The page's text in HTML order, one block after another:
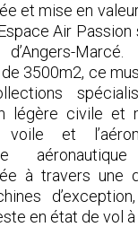
et mise en
Air Passion
3500m2, ce
légère civile et
et
à travers une
en état de vol à